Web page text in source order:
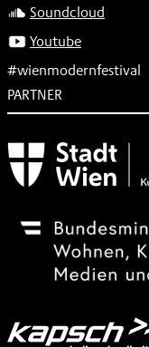
Soundcloud
Youtube
#wienmodernfestival
PARTNER
Subventionsgeber